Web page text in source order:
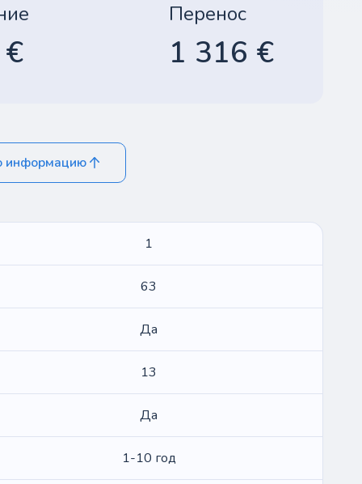
Перенос
1 316 €
информацию
1
63
Да
13
Да
1-10 год